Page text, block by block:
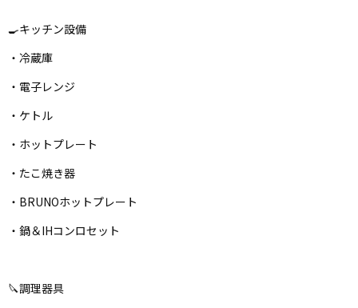
🍳キッチン設備
・冷蔵庫
・電子レンジ
・ケトル
・ホットプレート
・たこ焼き器
・BRUNOホットプレート
・鍋＆IHコンロセット
🔪調理器具